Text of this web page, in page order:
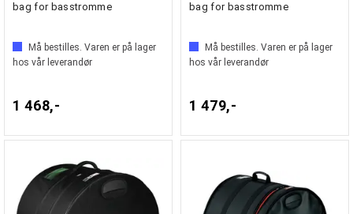
bag for basstromme
Må bestilles. Varen er på lager
hos vår leverandør
1 468,-
bag for basstromme
Må bestilles. Varen er på lager
hos vår leverandør
1 479,-